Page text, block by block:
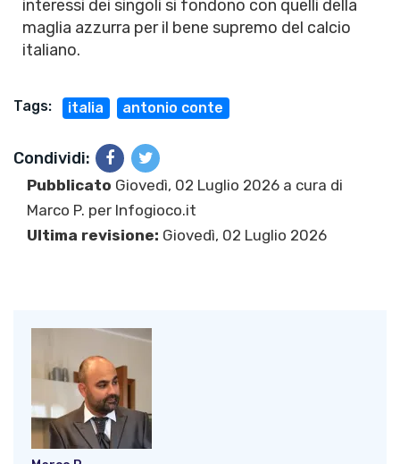
interessi dei singoli si fondono con quelli della
maglia azzurra per il bene supremo del calcio
italiano.
Tags: italia antonio conte
Condividi:
Pubblicato Giovedì, 02 Luglio 2026 a cura di
Marco P. per Infogioco.it
Ultima revisione: Giovedì, 02 Luglio 2026